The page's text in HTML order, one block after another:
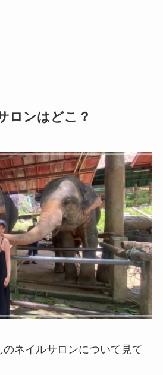
ロンはどこ？
ネイルサロンについて見て